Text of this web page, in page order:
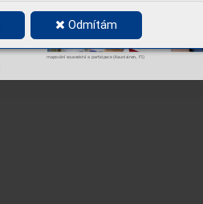
Odmítám
mapování sousedství a participace (Kauniainen, FI)